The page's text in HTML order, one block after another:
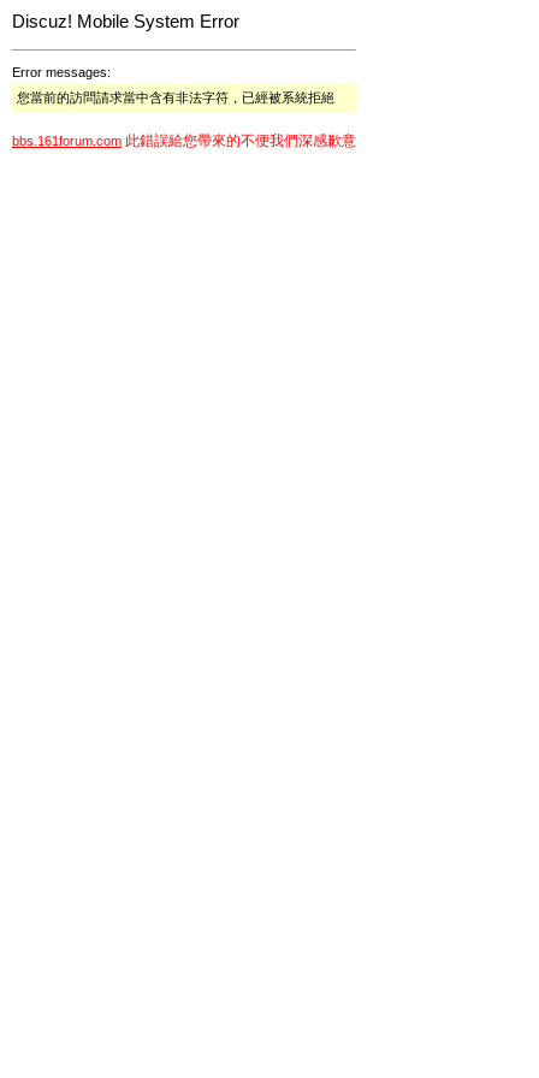
Discuz! Mobile System Error
Error messages:
您當前的訪問請求當中含有非法字符，已經被系統拒絕
bbs.161forum.com 此錯誤給您帶來的不便我們深感歉意